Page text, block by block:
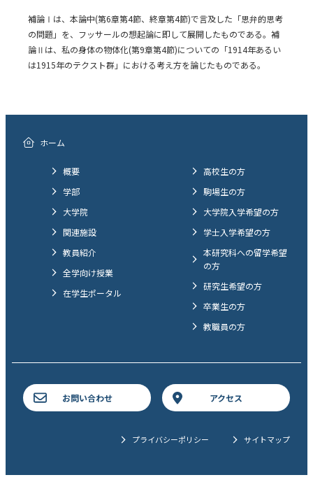
補論Ⅰは、本論中(第6章第4節、終章第4節)で言及した「思弁的思考
の問題」を、フッサールの想起論に即して展開したものである。補
論Ⅱは、私の身体の物体化(第9章第4節)についての「1914年あるい
は1915年のテクスト群」における考え方を論じたものである。
ホーム
概要
学部
大学院
関連施設
教員紹介
全学向け授業
在学生ポータル
高校生の方
駒場生の方
大学院入学希望の方
学士入学希望の方
本研究科への留学希望
の方
研究生希望の方
卒業生の方
教職員の方
お問い合わせ アクセス
プライバシーポリシー サイトマップ